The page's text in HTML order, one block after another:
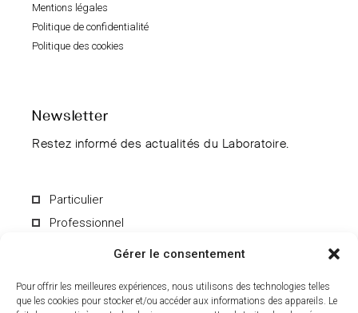
Gérer le consentement
Pour offrir les meilleures expériences, nous utilisons des technologies telles
que les cookies pour stocker et/ou accéder aux informations des appareils. Le
Mentions légales
Politique de confidentialité
Politique des cookies
Newsletter
Restez informé des actualités du Laboratoire.
Particulier
Professionnel